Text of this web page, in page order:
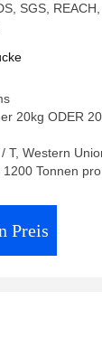
SGS, REACH,
20kg ODER
T, Western
Tonnen
Preis